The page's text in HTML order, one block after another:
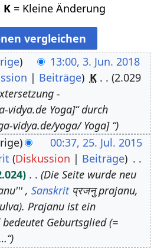
K = Kleine Änderung
13:00, 3. Jun. 2018
Beiträge K
2.029
-
vidya.de Yoga]“ durch
vidya.de/yoga/ Yoga] “
00:37, 25. Jul. 2015
Diskussion
Beiträge
Die Seite wurde neu
, Sanskritप्रजनु prajanu,
Prajanu ist ein
Geburtsglied (=